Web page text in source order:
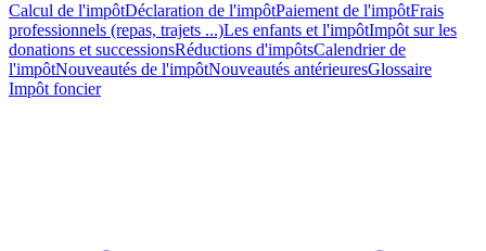
Calcul de l'impôtDéclaration de l'impôtPaiement de l'impôtFrais
professionnels (repas, trajets ...)Les enfants et l'impôtImpôt sur les
donations et successionsRéductions d'impôtsCalendrier de
l'impôtNouveautés de l'impôtNouveautés antérieuresGlossaire
Impôt foncier